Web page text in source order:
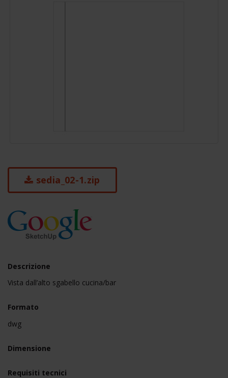
sedia_02-1.zip
Descrizione
Vista dall’alto sgabello cucina/bar
Formato
dwg
Dimensione
Requisiti tecnici